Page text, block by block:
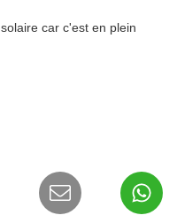
car c'est en plein